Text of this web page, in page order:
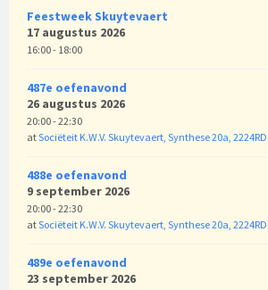
Feestweek Skuytevaert
17 augustus 2026
16:00 - 18:00
487e oefenavond
26 augustus 2026
20:00 - 22:30
atSociëteit K.W.V. Skuytevaert, Synthese 20a,
488e oefenavond
9 september 2026
20:00 - 22:30
atSociëteit K.W.V. Skuytevaert, Synthese 20a,
489e oefenavond
23 september 2026